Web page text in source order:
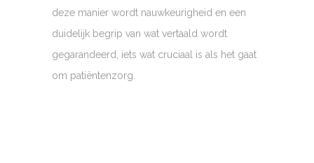
deze manier wordt nauwkeurigheid en een
duidelijk begrip van wat vertaald wordt
gegarandeerd, iets wat cruciaal is als het gaat
om patiëntenzorg.